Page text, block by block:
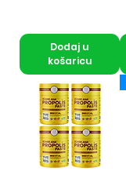
Dodaj u
košaricu